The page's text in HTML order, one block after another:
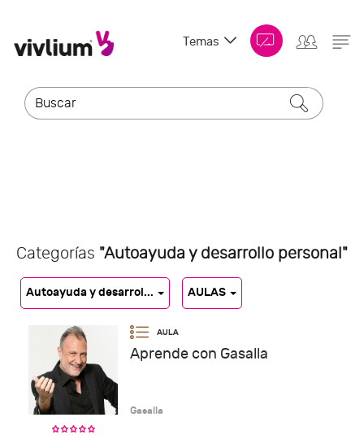
Temas
Categorías "Autoayuda y desarrollo personal"
Autoayuda y desarrol... AULAS
Aprende con Gasalla
Gasalla